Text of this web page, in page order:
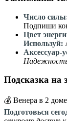
Число
Подпиши
Цвет
Используй:
Аксессуар-
Надежность
Подсказка на
💰 Венера в 2
Подготовься